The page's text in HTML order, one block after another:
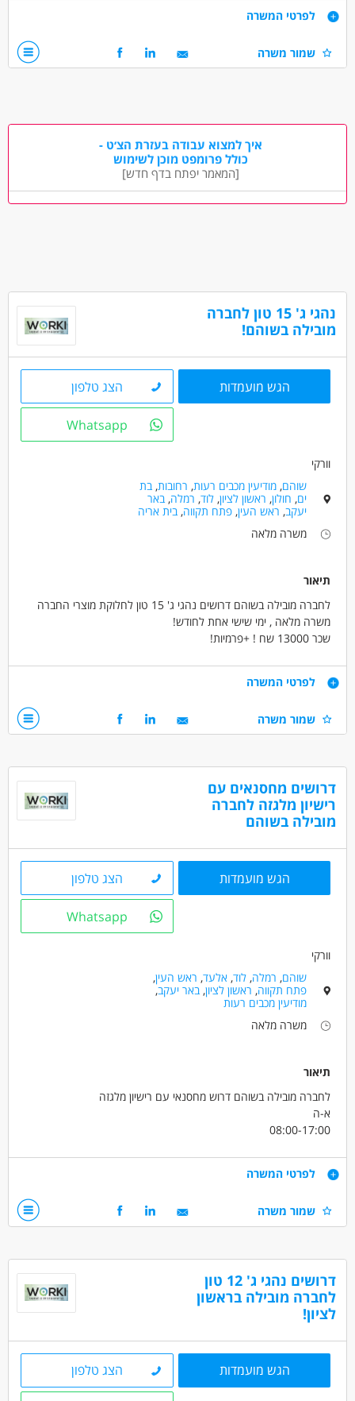
דרישות
רישיון עד 15 טון בתוקף
נהגים, רכב ותחבורה - נהג/ת אמבולנס
נהגים, רכב ותחבורה - נהג/ת מונית
לפרטי המשרה
שמור משרה
איך למצוא עבודה בעזרת הצ׳ט -
כולל פרומפט מוכן לשימוש
[המאמר יפתח בדף חדש]
נהגי ג' 15 טון לחברה
מובילה בשוהם!
הגש מועמדות הצג טלפון
Whatsapp
וורקי
שוהם,מודיעין מכבים רעות, רחובות,בת
ים, חולון, ראשון לציון,לוד, רמלה,באר
יעקב, ראש העין,פתח תקווה,בית אריה
משרה מלאה
תיאור
לחברה מובילה בשוהם דרושים נהגי ג' 15 טון לחלוקת מוצרי החברה
משרה מלאה , ימי שישי אחת לחודש!
שכר 13000 שח ! +פרמיות!
יש משאית צמודה!
קליטה ישירה לחברה יציבה ומסודרת עם תנאים טובים ויחס טוב !
דרישות
נהגים, רכב ותחבורה - נהג/ת גרר
נהגים, רכב ותחבורה - נהג/ת חלוקה
מחסנים ולוגיסטיקה - מלקטים
מאפייני משרה
לפרטי המשרה
שמור משרה
דרושים מחסנאים עם
רישיון מלגזה לחברה
מובילה בשוהם
הגש מועמדות הצג טלפון
Whatsapp
וורקי
שוהם, רמלה,לוד,אלעד, ראש העין,
פתח תקווה, ראשון לציון,באר יעקב,
מודיעין מכבים רעות
משרה מלאה
תיאור
לחברה מובילה בשוהם דרוש מחסנאי עם רישיון מלגזה
א-ה
08:00-17:00
דרישות
רישיון מלגזה-חובה
מחסנים ולוגיסטיקה - מחסנאות ואחסון
מחסנים ולוגיסטיקה - מלקטים
נהגים, רכב ותחבורה - מלגזה
מאפייני משרה
משרה מלאה
לפרטי המשרה
שמור משרה
דרושים נהגי ג' 12 טון
לחברה מובילה בראשון
לציון!
הגש מועמדות הצג טלפון